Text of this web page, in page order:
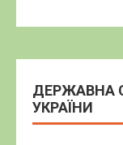
ДЕРЖАВНА
УКРАЇНИ